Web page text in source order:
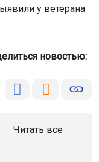
Читать все
закон